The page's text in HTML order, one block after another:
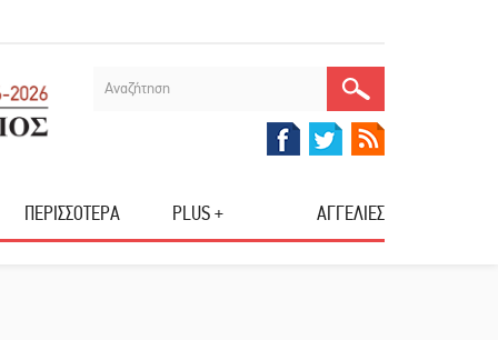
ΠΕΡΙΣΣΟΤΕΡΑ PLUS + ΑΓΓΕΛΙΕΣ